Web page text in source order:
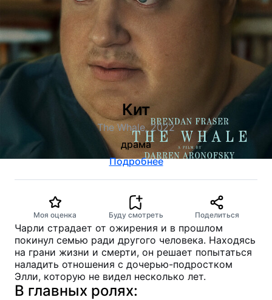
Кит
The Whale, 2022
драма
Подробнее
Моя оценка Буду смотреть Поделиться
Чарли страдает от ожирения и в прошлом
покинул семью ради другого человека. Находясь
на грани жизни и смерти, он решает попытаться
наладить отношения с дочерью-подростком
Элли, которую не видел несколько лет.
В главных ролях: